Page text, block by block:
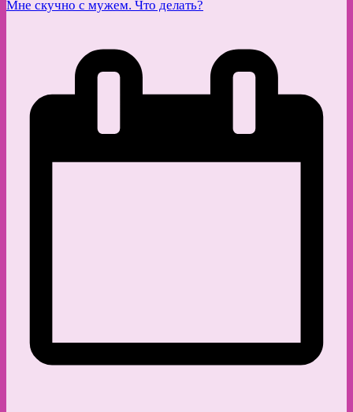
Мне скучно с мужем. Что делать?